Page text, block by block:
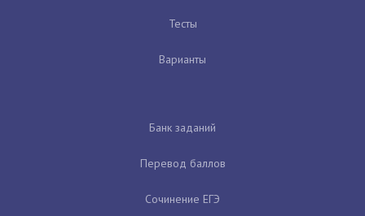
Тесты
Варианты
Банк заданий
Перевод баллов
Сочинение ЕГЭ